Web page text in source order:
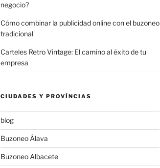
negocio?
Cómo combinar la publicidad online con el buzoneo
tradicional
Carteles Retro Vintage: El camino al éxito de tu
empresa
CIUDADES Y PROVÍNCIAS
blog
Buzoneo Álava
Buzoneo Albacete